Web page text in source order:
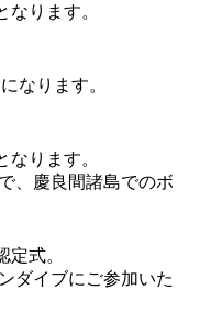
なります。
なります。
なります。
、慶良間諸島でのボ
式。
ダイブにご参加いた